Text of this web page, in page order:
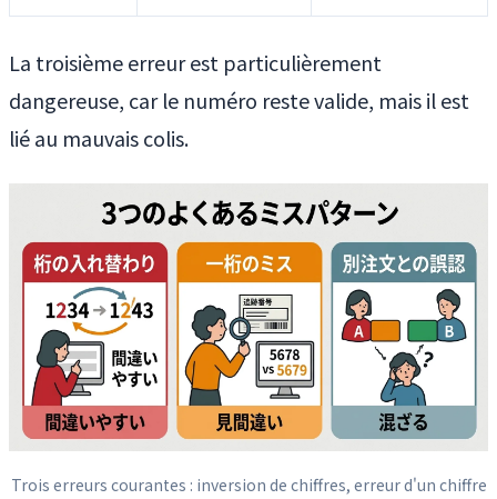
La troisième erreur est particulièrement
dangereuse, car le numéro reste valide, mais il est
lié au mauvais colis.
Trois erreurs courantes : inversion de chiffres, erreur d'un chiffre